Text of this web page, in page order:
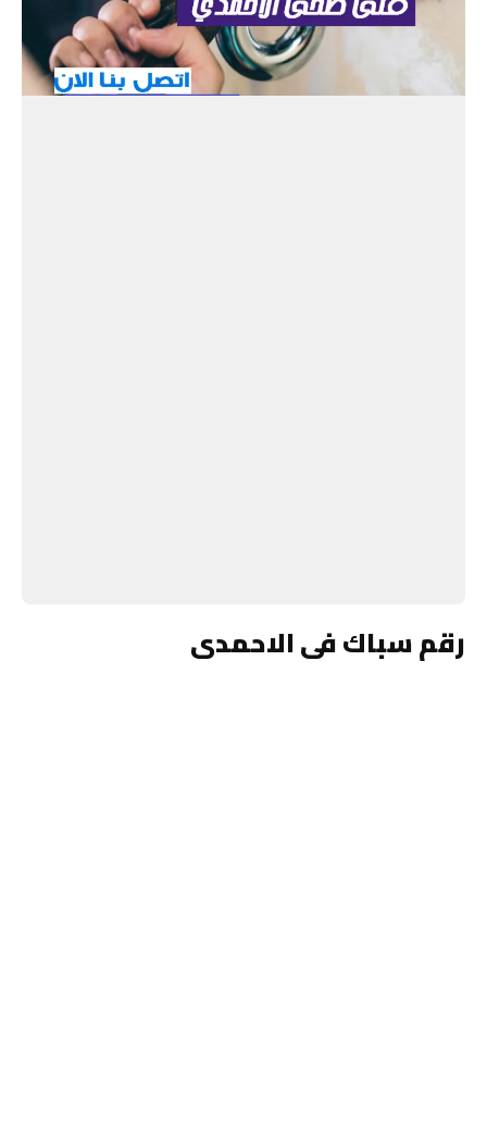
رقم سباك فى الاحمدى